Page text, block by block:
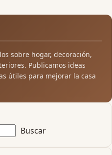
sobre hogar, decoración,
Publicamos ideas
útiles para mejorar la casa
Buscar